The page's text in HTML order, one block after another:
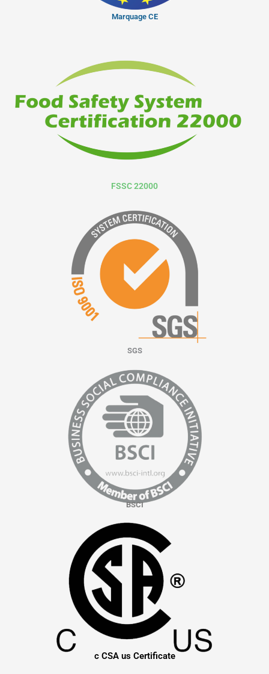
Marquage CE
FSSC 22000
SGS
BSCI
c CSA us Certificate